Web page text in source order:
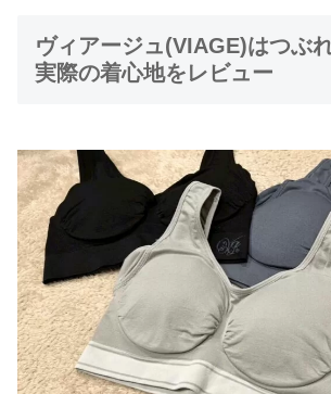
ヴィアージュ(VIAGE)はつぶ
実際の着心地をレビュー